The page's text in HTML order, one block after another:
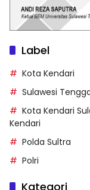
Label
Kota Kendari
Sulawesi
Kota Kendari
Kendari
Polda Sultra
Polri
Kategori